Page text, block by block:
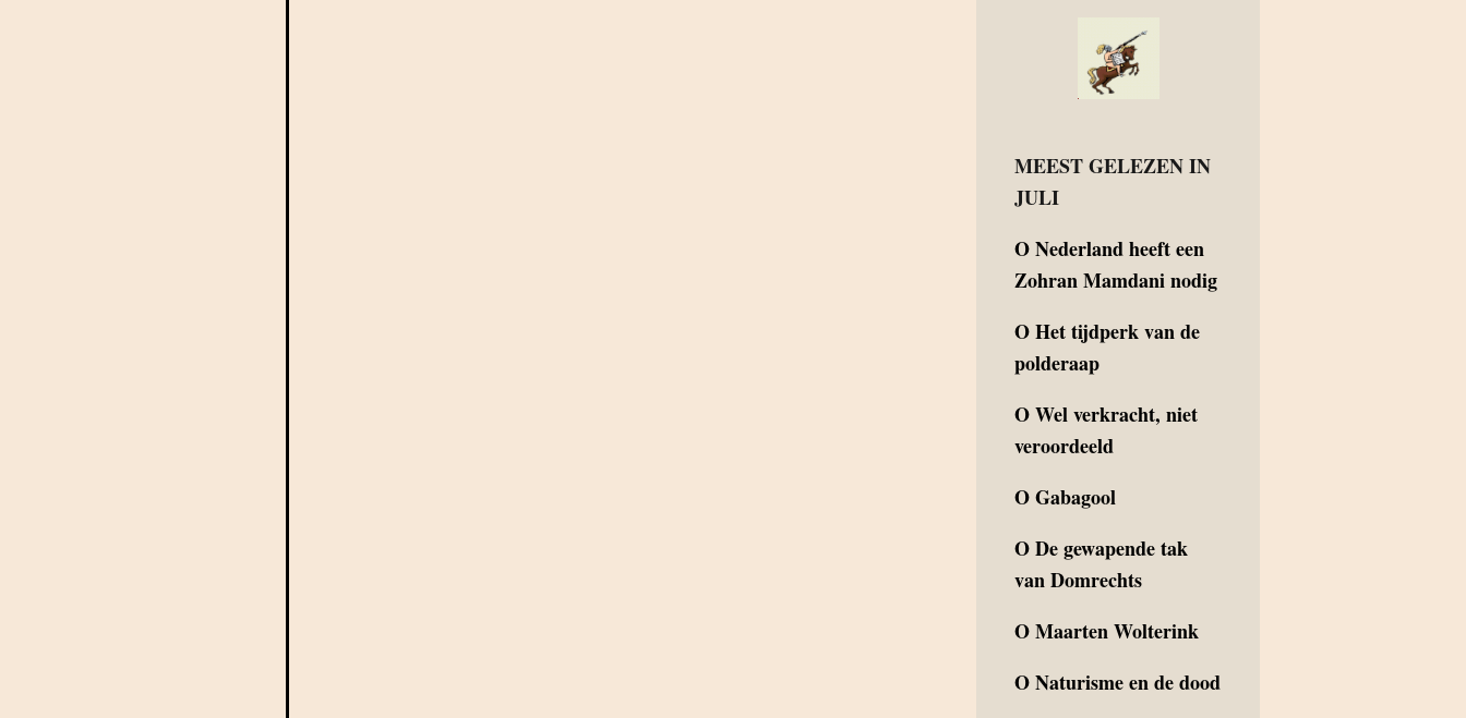
MEEST GELEZEN IN
JULI
ONederland heeft een
Zohran Mamdani nodig
OHet tijdperk van de
polderaap
OWel verkracht, niet
veroordeeld
OGabagool
ODe gewapende tak
van Domrechts
OMaarten Wolterink
ONaturisme en de dood